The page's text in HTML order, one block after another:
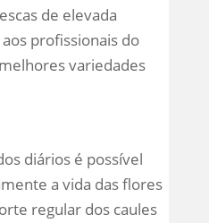
de elevada
profissionais do
variedades
diários é possível
a vida das flores
regular dos caules